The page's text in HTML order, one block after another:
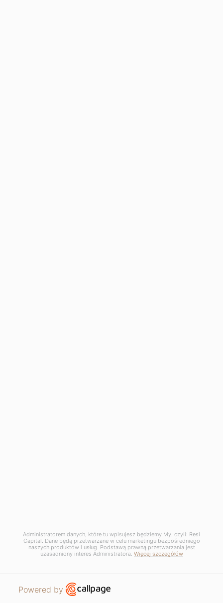
APARTMENTS
Administratorem danych, które tu wpisujesz będziemy My, czyli: Resi
Capital. Dane będą przetwarzane w celu marketingu bezpośredniego
naszych produktów i usług. Podstawą prawną przetwarzania jest
uzasadniony interes Administratora. Więcej szczegółów
Powered by